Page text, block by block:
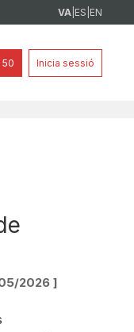
VA ES EN
Inicia sessió
2026 ]